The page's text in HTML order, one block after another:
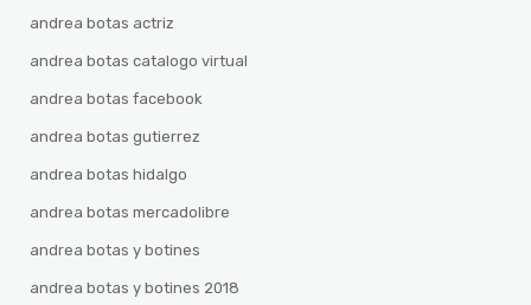
andrea botas actriz
andrea botas catalogo virtual
andrea botas facebook
andrea botas gutierrez
andrea botas hidalgo
andrea botas mercadolibre
andrea botas y botines
andrea botas y botines 2018